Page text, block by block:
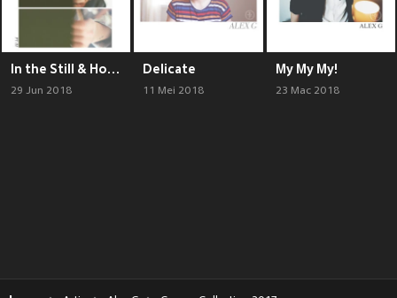
In the Still & Homespun Pt. III - EP
29 Jun 2018
Delicate
11 Mei 2018
My My My!
23 Mac 2018